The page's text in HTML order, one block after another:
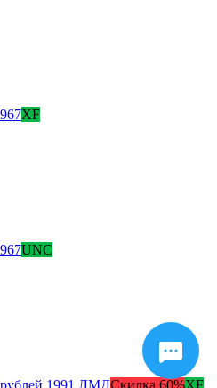
XF
UNC
Скидка 60%XF